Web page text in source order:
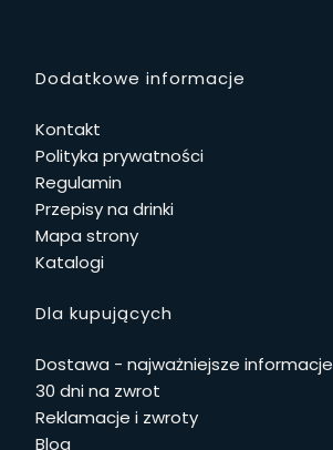
Linki w stopce
Dodatkowe informacje
Kontakt
Polityka prywatności
Regulamin
Przepisy na drinki
Mapa strony
Katalogi
Dla kupujących
Dostawa - najważniejsze informacje
30 dni na zwrot
Reklamacje i zwroty
Blog